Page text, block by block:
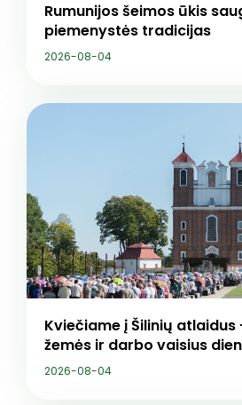
Rumunijos šeimos ūkis
piemenystės tradicijas
2026-08-04
Kviečiame į Šilinių atlaidus
žemės ir darbo vaisius
2026-08-04